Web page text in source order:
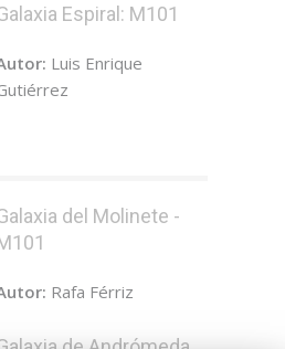
Espiral: M101
Luis Enrique
del Molinete -
Rafa Férriz